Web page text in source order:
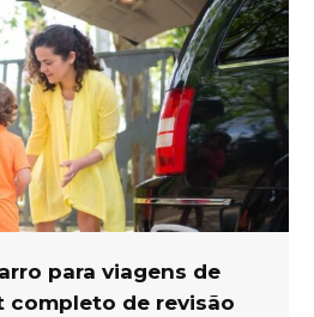
para viagens de
completo de revisão